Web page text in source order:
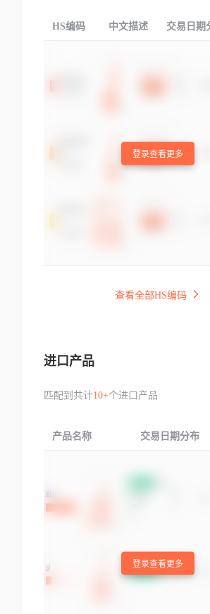
HS编码 中文描述 交易日期
登录查看更多
查看全部HS编码
进口产品
匹配到共计10+个进口产品
产品名称 交易日期分布
登录查看更多